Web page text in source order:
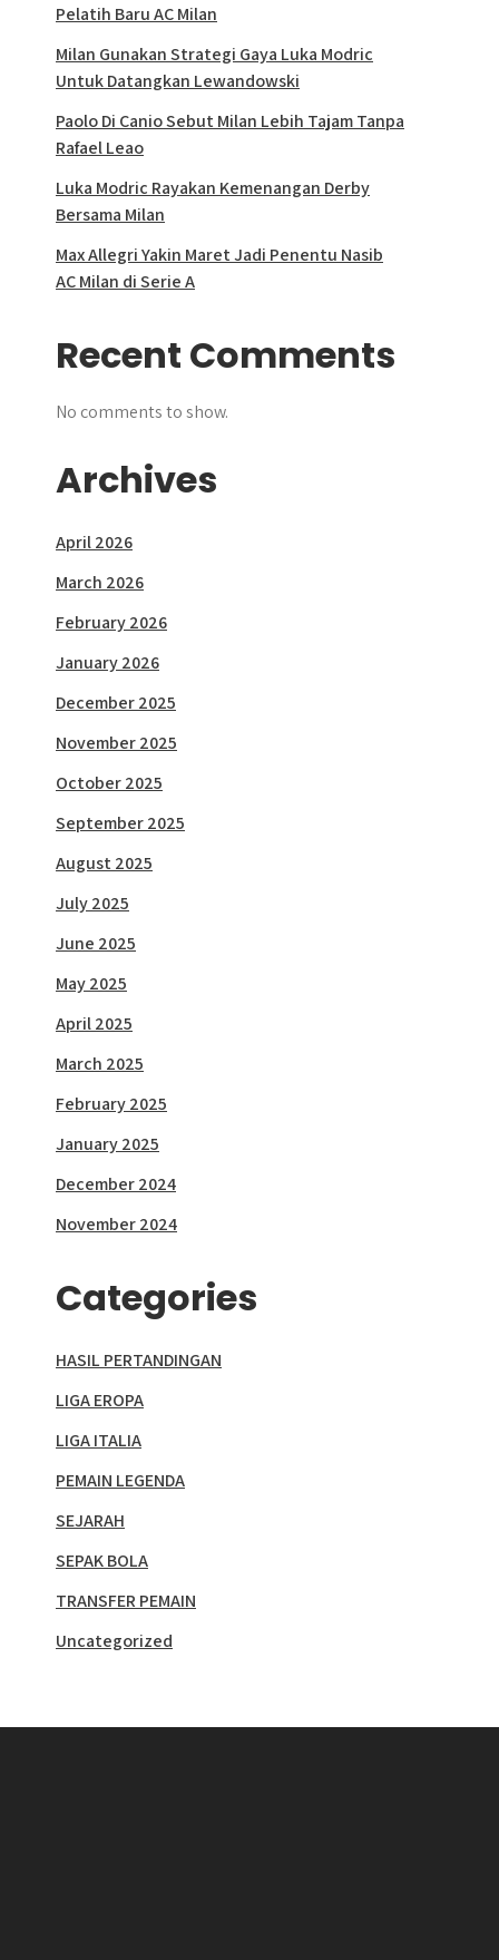
Pelatih Baru AC Milan
Milan Gunakan Strategi Gaya Luka Modric
Untuk Datangkan Lewandowski
Paolo Di Canio Sebut Milan Lebih Tajam Tanpa
Rafael Leao
Luka Modric Rayakan Kemenangan Derby
Bersama Milan
Max Allegri Yakin Maret Jadi Penentu Nasib
AC Milan di Serie A
Recent Comments
No comments to show.
Archives
April 2026
March 2026
February 2026
January 2026
December 2025
November 2025
October 2025
September 2025
August 2025
July 2025
June 2025
May 2025
April 2025
March 2025
February 2025
January 2025
December 2024
November 2024
Categories
HASIL PERTANDINGAN
LIGA EROPA
LIGA ITALIA
PEMAIN LEGENDA
SEJARAH
SEPAK BOLA
TRANSFER PEMAIN
Uncategorized